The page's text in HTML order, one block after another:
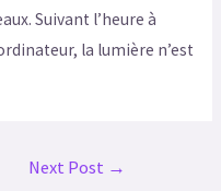
Suivant l’heure à
la lumière n’est
Next Post →